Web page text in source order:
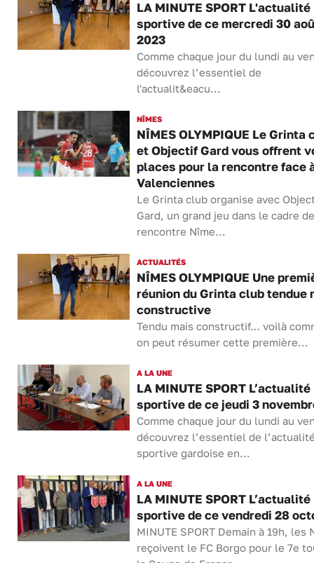
LA MINUTE SPORT L'actualité
sportive de ce mercredi 30
2023
Comme chaque jour du lundi au
découvrez l’essentiel de
l'actualit&eacu...
NÎMES
NÎMES OLYMPIQUE Le Grinta
et Objectif Gard vous offrent
places pour la rencontre face
Valenciennes
Le Grinta club organise avec
Gard, un grand jeu dans le cadre
rencontre Nîme...
ACTUALITÉS
NÎMES OLYMPIQUE Une
réunion du Grinta club tendue
constructive
Tendu mais constructif… voilà
on peut résumer cette première...
A LA UNE
LA MINUTE SPORT L’actualité
sportive de ce jeudi 3
Comme chaque jour du lundi au
découvrez l’essentiel de
sportive gardoise en...
A LA UNE
LA MINUTE SPORT L’actualité
sportive de ce vendredi 28
MINUTE SPORT Demain à 19h, les
reçoivent le FC Borgo pour le 7e